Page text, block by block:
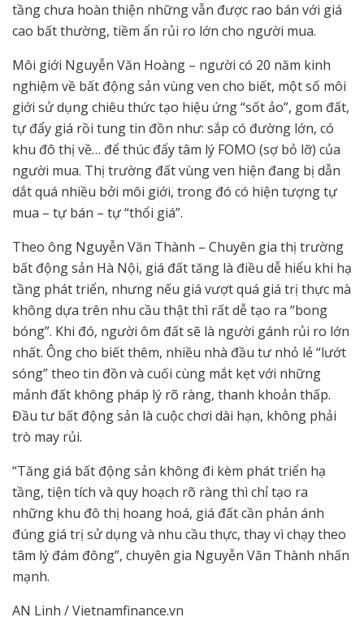
tầng chưa hoàn thiện những vẫn được rao bán với giá
cao bất thường, tiềm ẩn rủi ro lớn cho người mua.
Môi giới Nguyễn Văn Hoàng – người có 20 năm kinh
nghiệm về bất động sản vùng ven cho biết, một số môi
giới sử dụng chiêu thức tạo hiệu ứng “sốt ảo”, gom đất,
tự đẩy giá rồi tung tin đồn như: sắp có đường lớn, có
khu đô thị về… để thúc đẩy tâm lý FOMO (sợ bỏ lỡ) của
người mua. Thị trường đất vùng ven hiện đang bị dẫn
dắt quá nhiều bởi môi giới, trong đó có hiện tượng tự
mua – tự bán – tự “thổi giá”.
Theo ông Nguyễn Văn Thành – Chuyên gia thị trường
bất động sản Hà Nội, giá đất tăng là điều dễ hiểu khi hạ
tầng phát triển, nhưng nếu giá vượt quá giá trị thực mà
không dựa trên nhu cầu thật thì rất dễ tạo ra “bong
bóng”. Khi đó, người ôm đất sẽ là người gánh rủi ro lớn
nhất. Ông cho biết thêm, nhiều nhà đầu tư nhỏ lẻ “lướt
sóng” theo tin đồn và cuối cùng mắt kẹt với những
mảnh đất không pháp lý rõ ràng, thanh khoản thấp.
Đầu tư bất động sản là cuộc chơi dài hạn, không phải
trò may rủi.
“Tăng giá bất động sản không đi kèm phát triển hạ
tầng, tiện tích và quy hoạch rõ ràng thì chỉ tạo ra
những khu đô thị hoang hoá, giá đất cần phản ánh
đúng giá trị sử dụng và nhu cầu thực, thay vì chạy theo
tâm lý đám đông”, chuyên gia Nguyễn Văn Thành nhấn
mạnh.
AN Linh / Vietnamfinance.vn